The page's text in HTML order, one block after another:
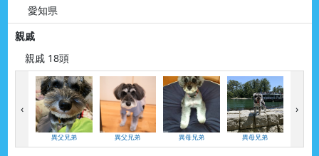
愛知県
親戚
親戚 18頭
異父兄弟 異父兄弟 異母兄弟 異母兄弟
‹ ›